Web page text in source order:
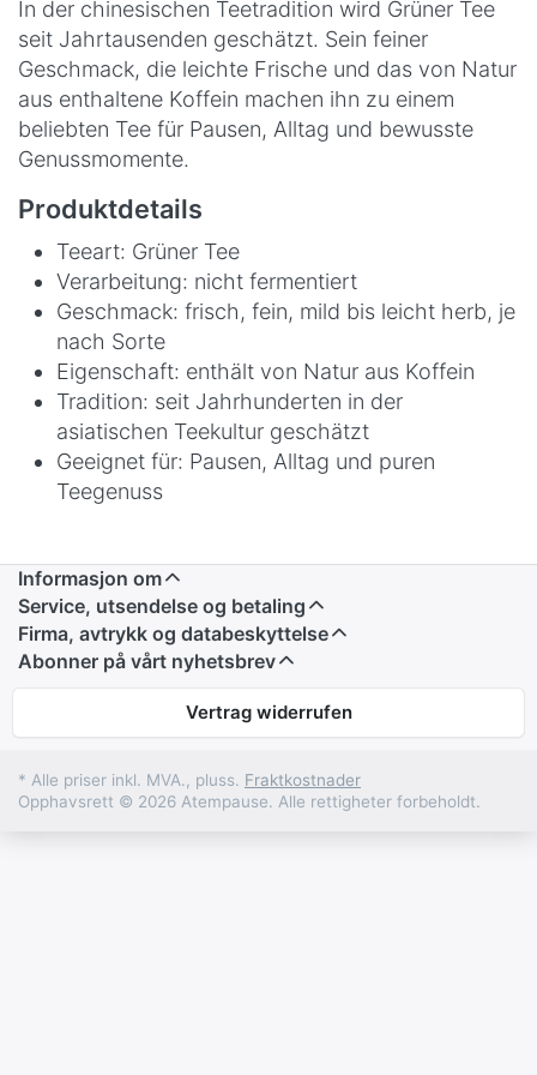
In der chinesischen Teetradition wird Grüner Tee
seit Jahrtausenden geschätzt. Sein feiner
Geschmack, die leichte Frische und das von Natur
aus enthaltene Koffein machen ihn zu einem
beliebten Tee für Pausen, Alltag und bewusste
Genussmomente.
Produktdetails
Teeart: Grüner Tee
Verarbeitung: nicht fermentiert
Geschmack: frisch, fein, mild bis leicht herb, je
nach Sorte
Eigenschaft: enthält von Natur aus Koffein
Tradition: seit Jahrhunderten in der
asiatischen Teekultur geschätzt
Geeignet für: Pausen, Alltag und puren
Teegenuss
Informasjon om
Service, utsendelse og betaling
Firma, avtrykk og databeskyttelse
Abonner på vårt nyhetsbrev
Vertrag widerrufen
* Alle priser inkl. MVA., pluss. Fraktkostnader
Opphavsrett © 2026 Atempause. Alle rettigheter forbeholdt.